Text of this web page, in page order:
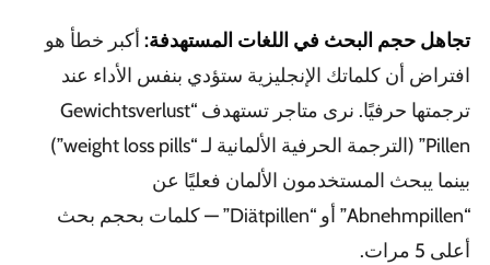
تجاهل حجم البحث في اللغات المستهدفة: أكبر خطأ هو
افتراض أن كلماتك الإنجليزية ستؤدي بنفس الأداء عند
ترجمتها حرفيًا. نرى متاجر تستهدف “Gewichtsverlust
Pillen” (الترجمة الحرفية الألمانية لـ “weight loss pills”)
بينما يبحث المستخدمون الألمان فعليًا عن
“Abnehmpillen” أو “Diätpillen” — كلمات بحجم بحث
أعلى 5 مرات.